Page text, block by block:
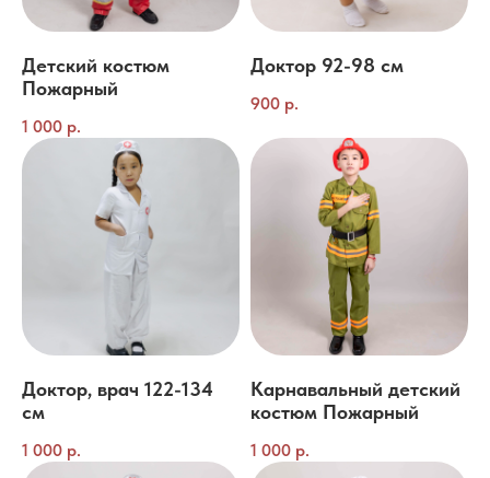
Детский костюм
Пожарный
1 000 р.
Доктор 92-98 см
900 р.
Доктор, врач 122-134
см
1 000 р.
Карнавальный детский
костюм Пожарный
1 000 р.